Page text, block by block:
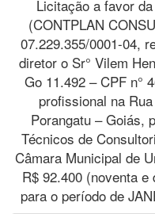
Licitação a favor
(CONTPLAN
07.229.355/0001-04,
diretor o Sr° Vilem
Go 11.492 – CPF n°
profissional na
Porangatu – Goiás,
Técnicos de
Câmara Municipal de
R$ 92.400 (noventa
para o período de